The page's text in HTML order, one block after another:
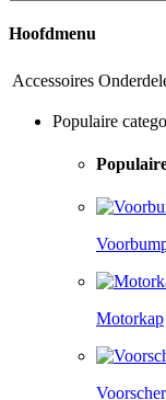
Hoofdmenu
Accessoires
Populaire
Motorkap